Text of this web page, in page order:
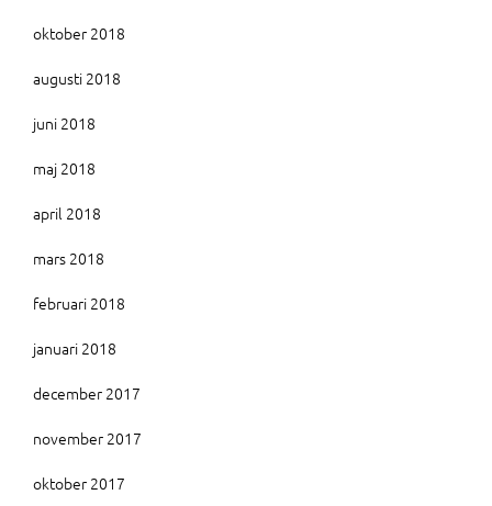
oktober 2018
augusti 2018
juni 2018
maj 2018
april 2018
mars 2018
februari 2018
januari 2018
december 2017
november 2017
oktober 2017